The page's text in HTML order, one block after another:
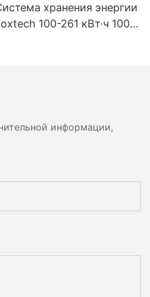
хранения энергии
100-261 кВт·ч 1000
информации,